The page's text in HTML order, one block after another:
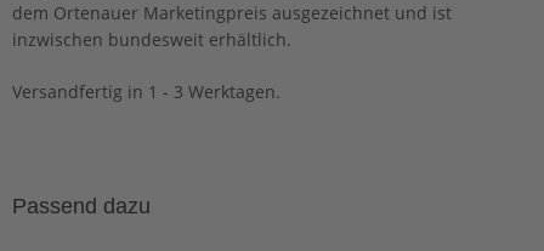
dem Ortenauer Marketingpreis ausgezeichnet und ist
inzwischen bundesweit erhältlich.
Versandfertig in 1 - 3 Werktagen.
Passend dazu